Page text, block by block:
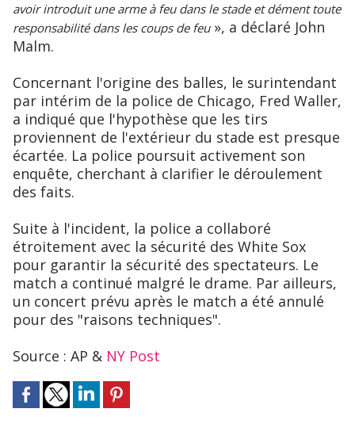
avoir introduit une arme à feu dans le stade et dément toute
responsabilité dans les coups de feu», a déclaré John
Malm.
Concernant l'origine des balles, le surintendant
par intérim de la police de Chicago, Fred Waller,
a indiqué que l'hypothèse que les tirs
proviennent de l'extérieur du stade est presque
écartée. La police poursuit activement son
enquête, cherchant à clarifier le déroulement
des faits.
Suite à l'incident, la police a collaboré
étroitement avec la sécurité des White Sox
pour garantir la sécurité des spectateurs. Le
match a continué malgré le drame. Par ailleurs,
un concert prévu après le match a été annulé
pour des "raisons techniques".
Source : AP & NY Post